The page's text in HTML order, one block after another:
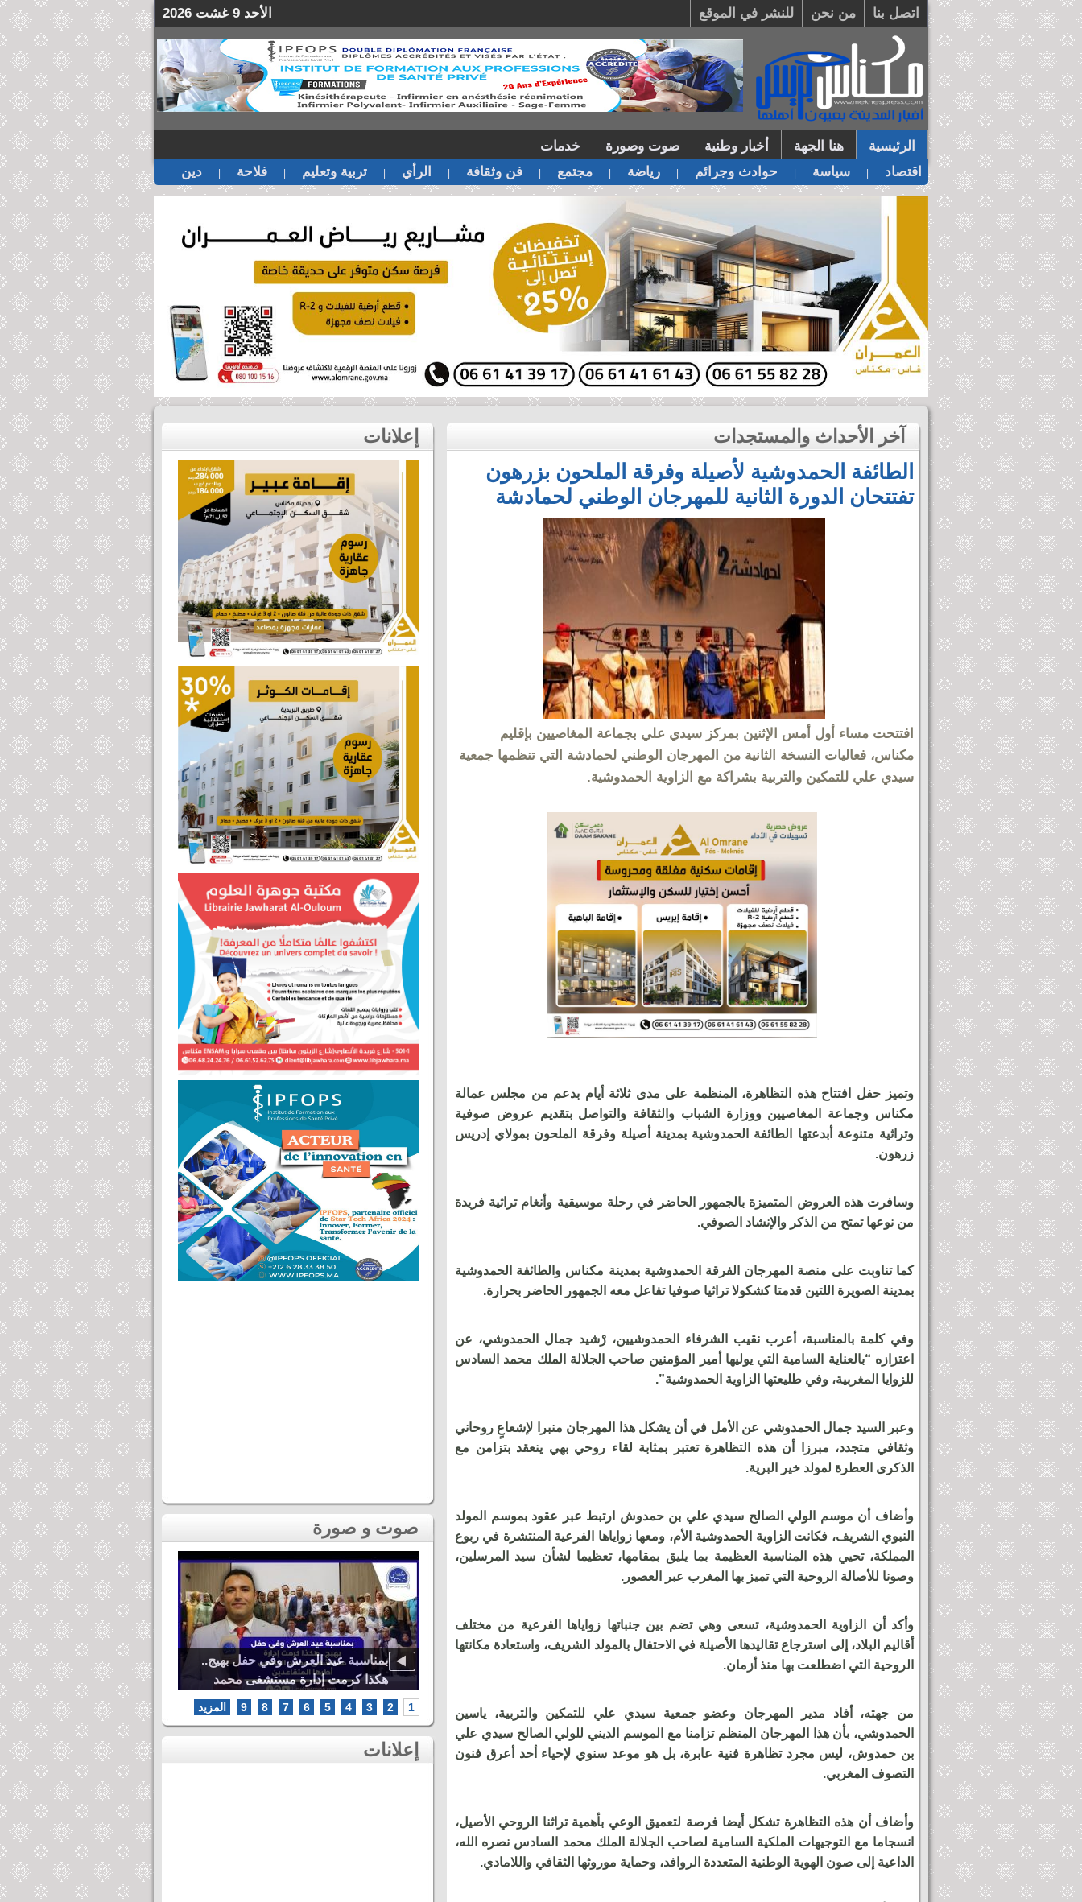
اتصل بنا من نحن للنشر في الموقع الأحد 9 غشت 2026
الرئيسية
اقتصاد
سياسة حوادث وجرائم رياضة مجتمع فن وثقافة الرأي تربية وتعليم فلاحة دين
هنا الجهة أخبار وطنية صوت وصورة خدمات
الطائفة الحمدوشية لأصيلة وفرقة الملحون بزرهون
تفتتحان الدورة الثانية للمهرجان الوطني لحمادشة
افتتحت مساء أول أمس الإثنين بمركز سيدي علي بجماعة المغاصيين بإقليم
مكناس، فعاليات النسخة الثانية من المهرجان الوطني لحمادشة التي تنظمها جمعية
سيدي علي للتمكين والتربية بشراكة مع الزاوية الحمدوشية.
وتميز حفل افتتاح هذه التظاهرة، المنظمة على مدى ثلاثة أيام بدعم من مجلس عمالة
مكناس وجماعة المغاصيين ووزارة الشباب والثقافة والتواصل بتقديم عروض صوفية
وتراثية متنوعة أبدعتها الطائفة الحمدوشية بمدينة أصيلة وفرقة الملحون بمولاي إدريس
زرهون.
وسافرت هذه العروض المتميزة بالجمهور الحاضر في رحلة موسيقية وأنغام تراثية فريدة
من نوعها تمتح من الذكر والإنشاد الصوفي.
كما تناوبت على منصة المهرجان الفرقة الحمدوشية بمدينة مكناس والطائفة الحمدوشية
بمدينة الصويرة اللتين قدمتا كشكولا تراثيا صوفيا تفاعل معه الجمهور الحاضر بحرارة.
وفي كلمة بالمناسبة، أعرب نقيب الشرفاء الحمدوشيين، رْشيد جمال الحمدوشي، عن
اعتزازه “بالعناية السامية التي يوليها أمير المؤمنين صاحب الجلالة الملك محمد السادس
للزوايا المغربية، وفي طليعتها الزاوية الحمدوشية”.
وعبر السيد جمال الحمدوشي عن الأمل في أن يشكل هذا المهرجان منبرا لإشعاعٍ روحاني
وثقافي متجدد، مبرزا أن هذه التظاهرة تعتبر بمثابة لقاء روحي بهي ينعقد بتزامن مع
الذكرى العطرة لمولد خير البرية.
وأضاف أن موسم الولي الصالح سيدي علي بن حمدوش ارتبط عبر عقود بموسم المولد
النبوي الشريف، فكانت الزاوية الحمدوشية الأم، ومعها زواياها الفرعية المنتشرة في ربوع
المملكة، تحيي هذه المناسبة العظيمة بما يليق بمقامها، تعظيما لشأن سيد المرسلين،
وصونا للأصالة الروحية التي تميز بها المغرب عبر العصور.
وأكد أن الزاوية الحمدوشية، تسعى وهي تضم بين جنباتها زواياها الفرعية من مختلف
أقاليم البلاد، إلى استرجاع تقاليدها الأصيلة في الاحتفال بالمولد الشريف، واستعادة مكانتها
الروحية التي اضطلعت بها منذ أزمان.
من جهته، أفاد مدير المهرجان وعضو جمعية سيدي علي للتمكين والتربية، ياسين
الحمدوشي، بأن هذا المهرجان المنظم تزامنا مع الموسم الديني للولي الصالح سيدي علي
بن حمدوش، ليس مجرد تظاهرة فنية عابرة، بل هو موعد سنوي لإحياء أحد أعرق فنون
التصوف المغربي.
وأضاف أن هذه التظاهرة تشكل أيضا فرصة لتعميق الوعي بأهمية تراثنا الروحي الأصيل،
انسجاما مع التوجيهات الملكية السامية لصاحب الجلالة الملك محمد السادس نصره الله،
الداعية إلى صون الهوية الوطنية المتعددة الروافد، وحماية موروثها الثقافي واللامادي.
بمناسبة عيد العرش وفي حفل بهيج..
هكذا كرمت إدارة مستشفى محمد
الخامس أطرها المتقاعدين
أمام جماهير غفيرة لمهرجان عيساوة..
بمكناس يحول باب
فنية ساحرة
1
2
3
4
5
6
7
8
9 المزيد